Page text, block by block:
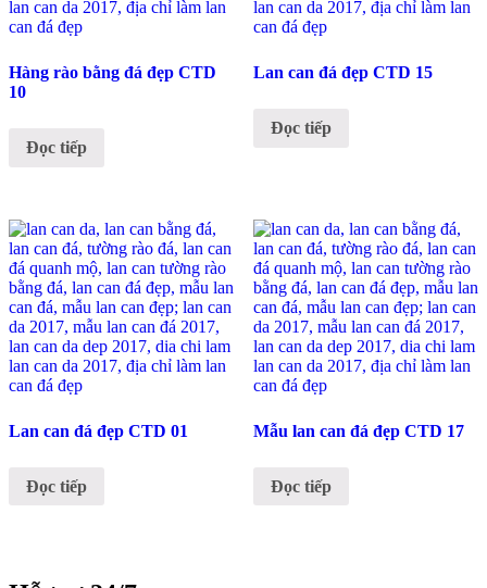
Hàng rào bằng đá đẹp CTD
10
Đọc tiếp
Lan can đá đẹp CTD 15
Đọc tiếp
Lan can đá đẹp CTD 01
Đọc tiếp
Mẫu lan can đá đẹp CTD 17
Đọc tiếp